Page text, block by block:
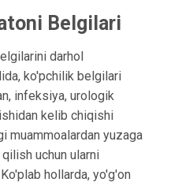
Belgilari
darhol
ko'pchilik belgilari
infeksiya, urologik
kelib chiqishi
muammoalardan yuzaga
uchun ularni
hollarda, yo'g'on